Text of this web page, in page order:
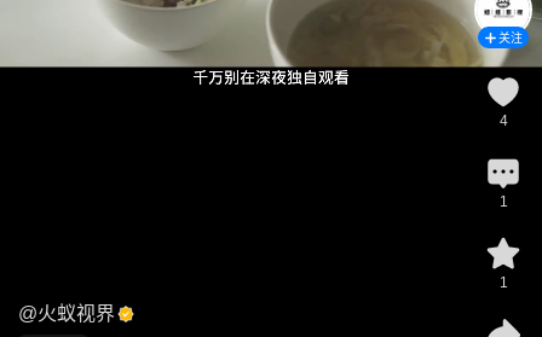
@火蚁视界
关注
4
1
1